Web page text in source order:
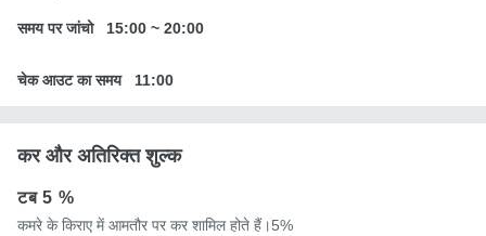
समय पर जांचो 15:00 ~ 20:00
चेक आउट का समय 11:00
कर और अतिरिक्त शुल्क
टब5 %
कमरे के किराए में आमतौर पर कर शामिल होते हैं।5%